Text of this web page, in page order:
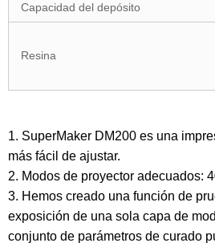
Capacidad del depósito
Resina
1. SuperMaker DM200 es una
más fácil de ajustar.
2. Modos de proyector adecuados:
3. Hemos creado una función de
exposición de una sola capa de
conjunto de parámetros de curado